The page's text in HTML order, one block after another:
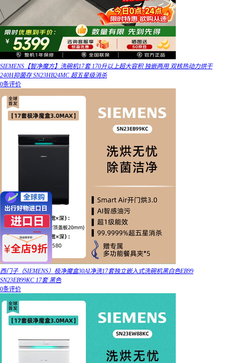
SIEMENS【智净魔方】洗碗机17套 170升以上超大容积 独嵌两用 双核热动力烘干
240H抑菌存 SN23HB24MC 超五星级消杀
0条评价
西门子（SIEMENS）极净魔盒30AI净洗17套独立嵌入式洗碗机黑白色EB99
SN23EB99KC 17套 黑色
0条评价